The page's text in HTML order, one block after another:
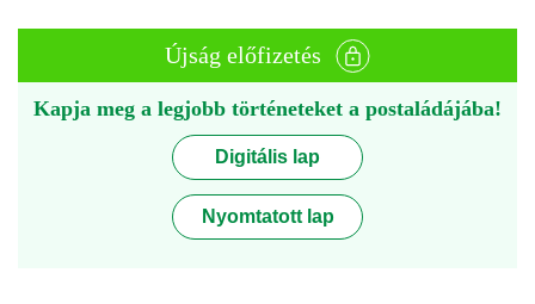
Újság előfizetés
Kapja meg a legjobb történeteket a postaládájába!
Digitális lap
Nyomtatott lap